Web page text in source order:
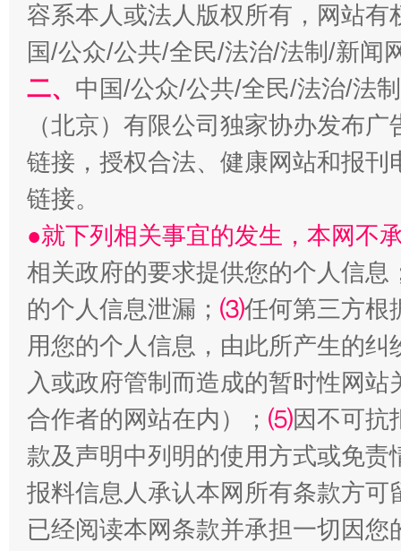
揭开“小金库”的免责幌子
受贿1.44亿！段成刚被判无期 从幼
容系本人或法人版权所有，网站
国/公众/公共/全民/法治/法制/新闻
二、 中国/公众/公共/全民/法治/法
（北京）有限公司独家协办发布
链接，授权合法、健康网站和报
链接。
●就下列相关事宜的发生，本网不
相关政府的要求提供您的个人信息
的个人信息泄漏； ⑶任何第三方根
用您的个人信息，由此所产生的纠
入或政府管制而造成的暂时性网
合作者的网站在内）； ⑸因不可抗
款及声明中列明的使用方式或免责
报料信息人承认本网所有条款方
已经阅读本网条款并承担一切因